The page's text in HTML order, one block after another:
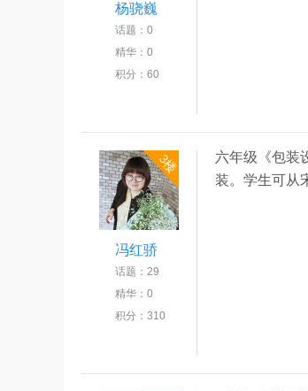
杨骁巍
话题： 0
精华： 0
积分： 60
3楼
冯红骄
话题： 29
精华： 0
积分： 310
六年级《包装
装。学生可从